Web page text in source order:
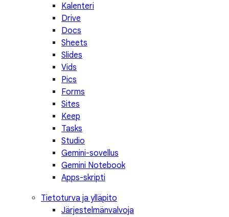
Kalenteri
Drive
Docs
Sheets
Slides
Vids
Pics
Forms
Sites
Keep
Tasks
Studio
Gemini-sovellus
Gemini Notebook
Apps-skripti
Tietoturva ja ylläpito
Järjestelmänvalvoja